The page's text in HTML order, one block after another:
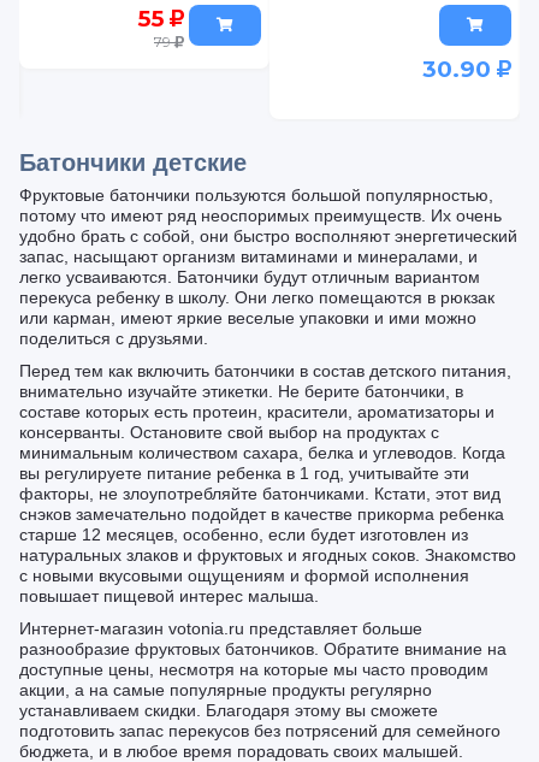
Take a Bitey
Яблоко-Банан
55
79
яблоком 20 г
30.90
Батончики детские
Фруктовые батончики пользуются большой популярностью,
потому что имеют ряд неоспоримых преимуществ. Их очень
удобно брать с собой, они быстро восполняют энергетический
запас, насыщают организм витаминами и минералами, и
легко усваиваются. Батончики будут отличным вариантом
перекуса ребенку в школу. Они легко помещаются в рюкзак
или карман, имеют яркие веселые упаковки и ими можно
поделиться с друзьями.
Перед тем как включить батончики в состав детского питания,
внимательно изучайте этикетки. Не берите батончики, в
составе которых есть протеин, красители, ароматизаторы и
консерванты. Остановите свой выбор на продуктах с
минимальным количеством сахара, белка и углеводов. Когда
вы регулируете питание ребенка в 1 год, учитывайте эти
факторы, не злоупотребляйте батончиками. Кстати, этот вид
снэков замечательно подойдет в качестве прикорма ребенка
старше 12 месяцев, особенно, если будет изготовлен из
натуральных злаков и фруктовых и ягодных соков. Знакомство
с новыми вкусовыми ощущениям и формой исполнения
повышает пищевой интерес малыша.
Интернет-магазин votonia.ru представляет больше
разнообразие фруктовых батончиков. Обратите внимание на
доступные цены, несмотря на которые мы часто проводим
акции, а на самые популярные продукты регулярно
устанавливаем скидки. Благодаря этому вы сможете
подготовить запас перекусов без потрясений для семейного
бюджета, и в любое время порадовать своих малышей.